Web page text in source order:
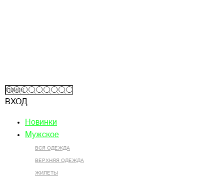
ВХОД
Новинки
Мужское
ВСЯ ОДЕЖДА
ВЕРХНЯЯ ОДЕЖДА
ЖИЛЕТЫ